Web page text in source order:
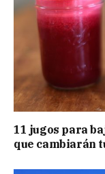
11 jugos para
que cambiarán